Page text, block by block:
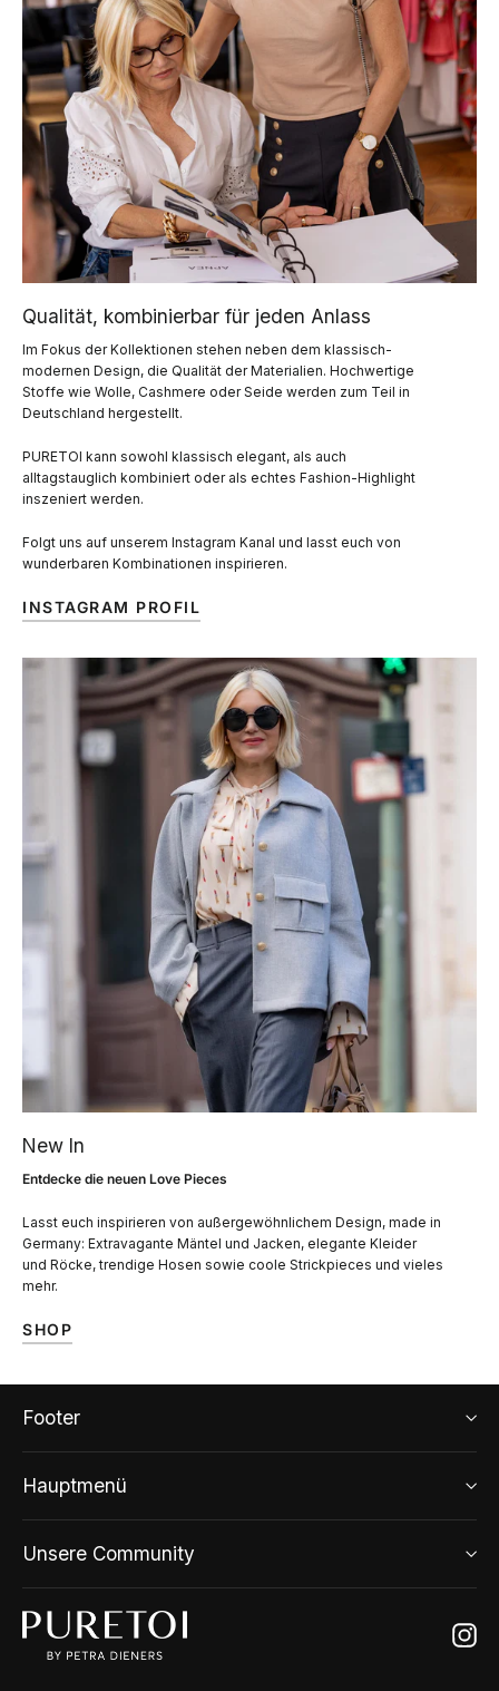
Qualität, kombinierbar für jeden Anlass
Im Fokus der Kollektionen stehen neben dem klassisch-
modernen Design, die Qualität der Materialien. Hochwertige
Stoffe wie Wolle, Cashmere oder Seide werden zum Teil in
Deutschland hergestellt.
PURETOI kann sowohl klassisch elegant, als auch
alltagstauglich kombiniert oder als echtes Fashion-Highlight
inszeniert werden.
Folgt uns auf unserem Instagram Kanal und lasst euch von
wunderbaren Kombinationen inspirieren.
INSTAGRAM PROFIL
New In
Entdecke die neuen Love Pieces
Lasst euch inspirieren von außergewöhnlichem Design, made in
Germany: Extravagante Mäntel und Jacken, elegante Kleider
und Röcke, trendige Hosen sowie coole Strickpieces und vieles
mehr.
SHOP
Footer
Hauptmenü
Unsere Community